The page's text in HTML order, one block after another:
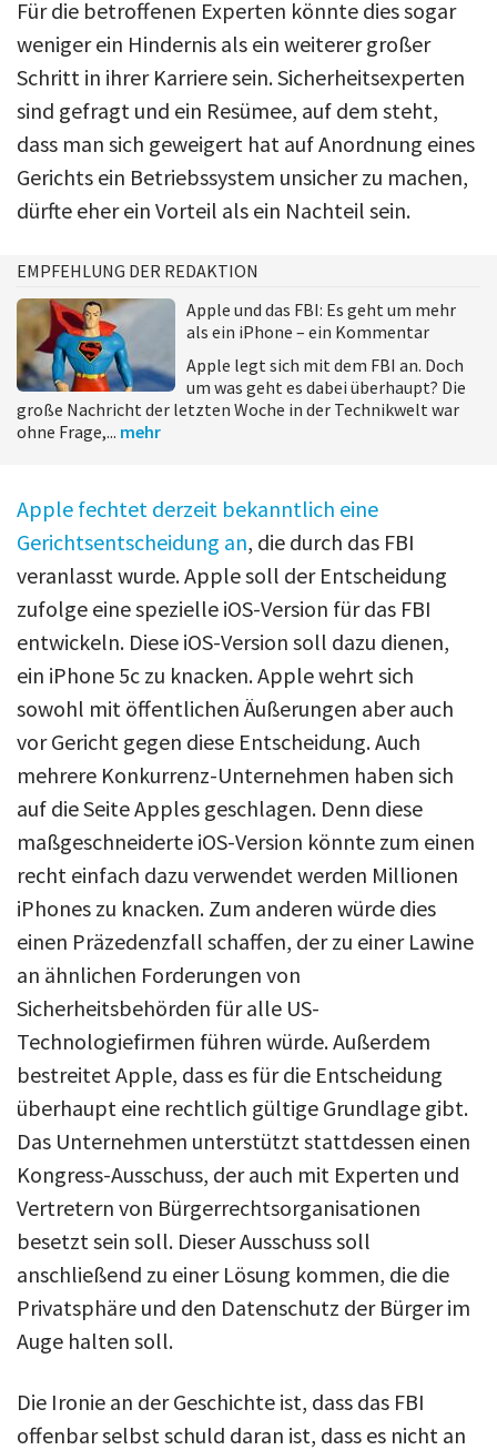
Für die betroffenen Experten könnte dies sogar
weniger ein Hindernis als ein weiterer großer
Schritt in ihrer Karriere sein. Sicherheitsexperten
sind gefragt und ein Resümee, auf dem steht,
dass man sich geweigert hat auf Anordnung eines
Gerichts ein Betriebssystem unsicher zu machen,
dürfte eher ein Vorteil als ein Nachteil sein.
EMPFEHLUNG DER REDAKTION
Apple und das FBI: Es geht um mehr
als ein iPhone – ein Kommentar
Apple legt sich mit dem FBI an. Doch
um was geht es dabei überhaupt? Die
große Nachricht der letzten Woche in der Technikwelt war
ohne Frage,... mehr
Apple fechtet derzeit bekanntlich eine
Gerichtsentscheidung an, die durch das FBI
veranlasst wurde. Apple soll der Entscheidung
zufolge eine spezielle iOS-Version für das FBI
entwickeln. Diese iOS-Version soll dazu dienen,
ein iPhone 5c zu knacken. Apple wehrt sich
sowohl mit öffentlichen Äußerungen aber auch
vor Gericht gegen diese Entscheidung. Auch
mehrere Konkurrenz-Unternehmen haben sich
auf die Seite Apples geschlagen. Denn diese
maßgeschneiderte iOS-Version könnte zum einen
recht einfach dazu verwendet werden Millionen
iPhones zu knacken. Zum anderen würde dies
einen Präzedenzfall schaffen, der zu einer Lawine
an ähnlichen Forderungen von
Sicherheitsbehörden für alle US-
Technologiefirmen führen würde. Außerdem
bestreitet Apple, dass es für die Entscheidung
überhaupt eine rechtlich gültige Grundlage gibt.
Das Unternehmen unterstützt stattdessen einen
Kongress-Ausschuss, der auch mit Experten und
Vertretern von Bürgerrechtsorganisationen
besetzt sein soll. Dieser Ausschuss soll
anschließend zu einer Lösung kommen, die die
Privatsphäre und den Datenschutz der Bürger im
Auge halten soll.
Die Ironie an der Geschichte ist, dass das FBI
offenbar selbst schuld daran ist, dass es nicht an